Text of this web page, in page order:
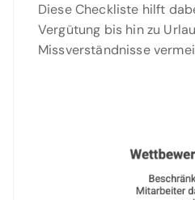
Diese Checkliste hilft
Vergütung bis hin zu
Missverständnisse